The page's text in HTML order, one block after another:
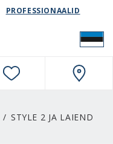
PROFESSIONAALID
STYLE 2 JA LAIEND